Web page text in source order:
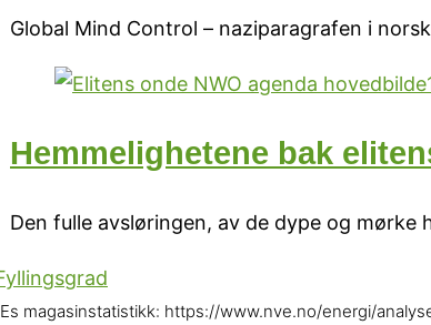
Global Mind Control – naziparagrafen i
Hemmelighetene bak
Den fulle avsløringen, av de dype og
magasinstatistikk: https://www.nve.no/energi/